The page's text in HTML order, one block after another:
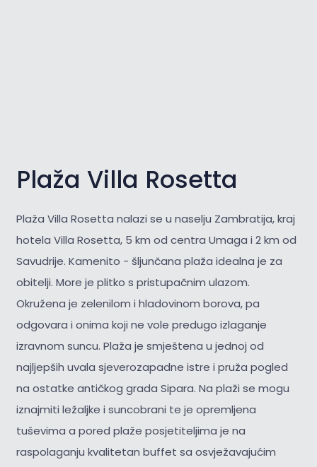
Plaža Villa Rosetta
Plaža Villa Rosetta nalazi se u naselju Zambratija, kraj
hotela Villa Rosetta, 5 km od centra Umaga i 2 km od
Savudrije. Kamenito - šljunčana plaža idealna je za
obitelji. More je plitko s pristupačnim ulazom.
Okružena je zelenilom i hladovinom borova, pa
odgovara i onima koji ne vole predugo izlaganje
izravnom suncu. Plaža je smještena u jednoj od
najljepših uvala sjeverozapadne istre i pruža pogled
na ostatke antičkog grada Sipara. Na plaži se mogu
iznajmiti ležaljke i suncobrani te je opremljena
tuševima a pored plaže posjetiteljima je na
raspolaganju kvalitetan buffet sa osvježavajućim